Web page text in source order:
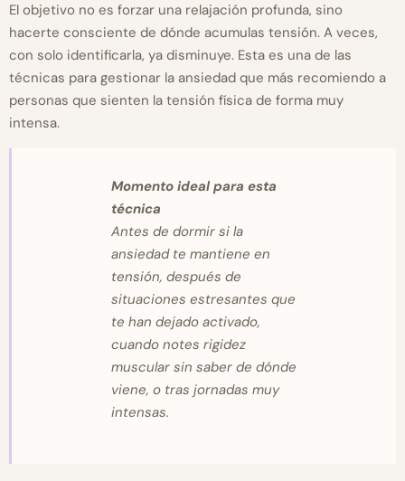
El objetivo no es forzar una relajación profunda, sino
hacerte consciente de dónde acumulas tensión. A veces,
con solo identificarla, ya disminuye. Esta es una de las
técnicas para gestionar la ansiedad que más recomiendo a
personas que sienten la tensión física de forma muy
intensa.
Momento ideal para esta
técnica
Antes de dormir si la
ansiedad te mantiene en
tensión, después de
situaciones estresantes que
te han dejado activado,
cuando notes rigidez
muscular sin saber de dónde
viene, o tras jornadas muy
intensas.